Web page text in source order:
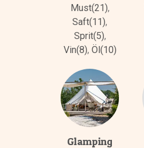
Must(21),
Saft(11),
Sprit(5),
Vin(8), Öl(10)
Glamping